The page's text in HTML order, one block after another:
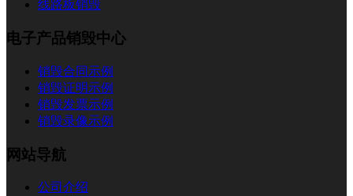
线路板销毁
电子产品销毁中心
销毁合同示例
销毁证明示例
销毁发票示例
销毁录像示例
网站导航
公司介绍